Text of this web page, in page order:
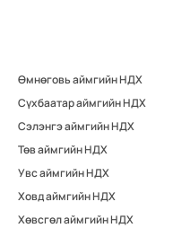
Өмнөговь аймгийн НДХ
Сүхбаатар аймгийн НДХ
Сэлэнгэ аймгийн НДХ
Төв аймгийн НДХ
Увс аймгийн НДХ
Ховд аймгийн НДХ
Хөвсгөл аймгийн НДХ